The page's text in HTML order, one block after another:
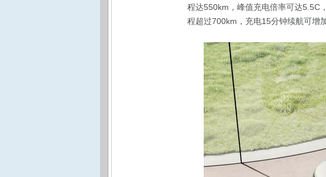
程达550km，峰值充电倍率可达5.5C
程超过700km，充电15分钟续航可增